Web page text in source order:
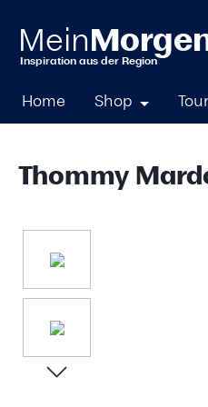
Home Shop
Thommy